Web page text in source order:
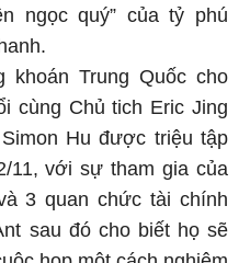
ngọc quý” của tỷ phú
Trung Quốc cho
cùng Chủ tich Eric Jing
Hu được triệu tập
11, với sự tham gia của
3 quan chức tài chính
sau đó cho biết họ sẽ
họp một cách nghiêm